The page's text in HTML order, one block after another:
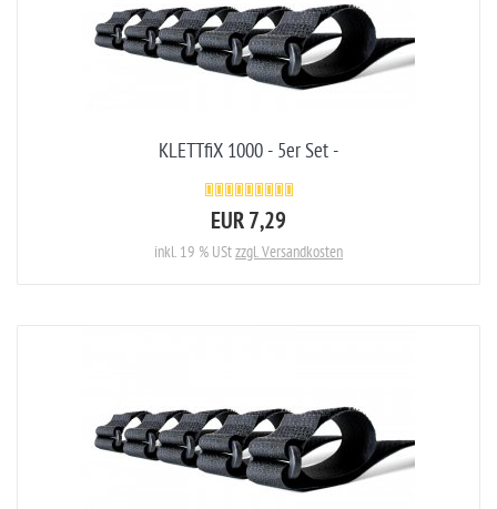
KLETTfiX 1000 - 5er Set -
EUR 7,29
inkl. 19 % UStzzgl. Versandkosten